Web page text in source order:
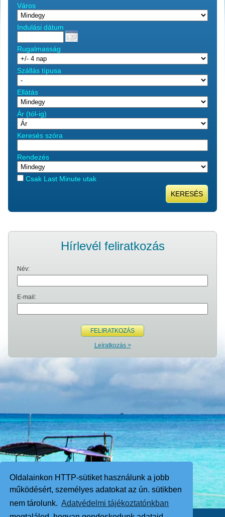
Oldalainkon HTTP-sütiket használunk a jobb
működésért, személyes adatokat az ún. sütikben
nem tárolunk. Adatvédelmi tájékoztatónkban
Város
Indulási dátum
Rugalmasság
Szállás típusa
Ellátás
Ár (tól-ig)
Keresés szóra
Rendezés
Csak Last Minute utak
KERESÉS
Hírlevél feliratkozás
Név:
E-mail:
FELIRATKOZÁS
Leíratkozás >